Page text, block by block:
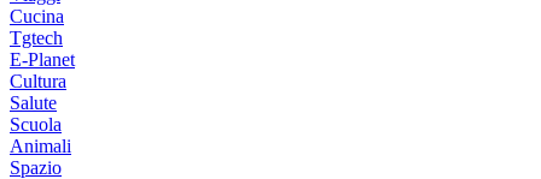
Cucina
Tgtech
E-Planet
Cultura
Salute
Scuola
Animali
Spazio